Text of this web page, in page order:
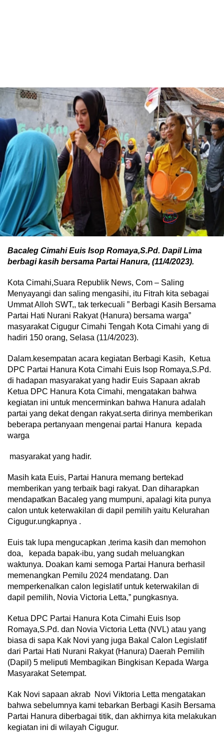
Bacaleg Cimahi Euis Isop Romaya,S.Pd. Dapil Lima
berbagi kasih bersama Partai Hanura, (11/4/2023).
Kota Cimahi,Suara Republik News, Com – Saling
Menyayangi dan saling mengasihi, itu Fitrah kita sebagai
Ummat Alloh SWT,, tak terkecuali ” Berbagi Kasih Bersama
Partai Hati Nurani Rakyat (Hanura) bersama warga”
masyarakat Cigugur Cimahi Tengah Kota Cimahi yang di
hadiri 150 orang, Selasa (11/4/2023).
Dalam.kesempatan acara kegiatan Berbagi Kasih, Ketua
DPC Partai Hanura Kota Cimahi Euis Isop Romaya,S.Pd.
di hadapan masyarakat yang hadir Euis Sapaan akrab
Ketua DPC Hanura Kota Cimahi, mengatakan bahwa
kegiatan ini untuk mencerminkan bahwa Hanura adalah
partai yang dekat dengan rakyat.serta dirinya memberikan
beberapa pertanyaan mengenai partai Hanura kepada
warga
masyarakat yang hadir.
Masih kata Euis, Partai Hanura memang bertekad
memberikan yang terbaik bagi rakyat. Dan diharapkan
mendapatkan Bacaleg yang mumpuni, apalagi kita punya
calon untuk keterwakilan di dapil pemilih yaitu Kelurahan
Cigugur.ungkapnya .
Euis tak lupa mengucapkan ,terima kasih dan memohon
doa, kepada bapak-ibu, yang sudah meluangkan
waktunya. Doakan kami semoga Partai Hanura berhasil
memenangkan Pemilu 2024 mendatang. Dan
memperkenalkan calon legislatif untuk keterwakilan di
dapil pemilih, Novia Victoria Letta,” pungkasnya.
Ketua DPC Partai Hanura Kota Cimahi Euis Isop
Romaya,S.Pd. dan Novia Victoria Letta (NVL) atau yang
biasa di sapa Kak Novi yang juga Bakal Calon Legislatif
dari Partai Hati Nurani Rakyat (Hanura) Daerah Pemilih
(Dapil) 5 meliputi Membagikan Bingkisan Kepada Warga
Masyarakat Setempat.
Kak Novi sapaan akrab Novi Viktoria Letta mengatakan
bahwa sebelumnya kami tebarkan Berbagi Kasih Bersama
Partai Hanura diberbagai titik, dan akhirnya kita melakukan
kegiatan ini di wilayah Cigugur.